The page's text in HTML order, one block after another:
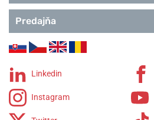
Predajňa
Linkedin
Instagram